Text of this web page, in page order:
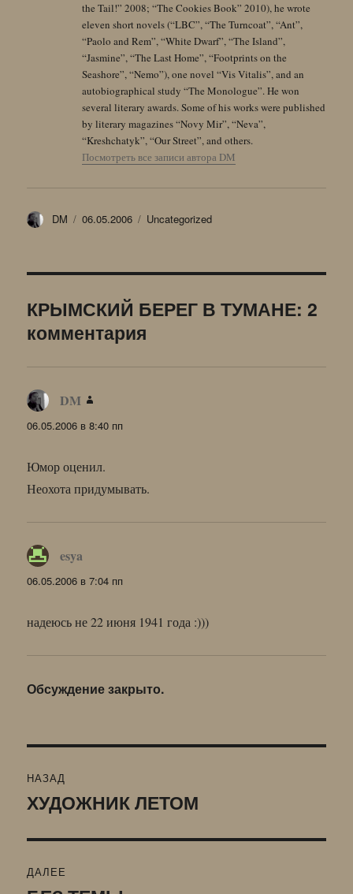
the Tail!” 2008; “The Cookies Book” 2010), he wrote
eleven short novels (“LBC”, “The Turncoat”, “Ant”,
“Paolo and Rem”, “White Dwarf”, “The Island”,
“Jasmine”, “The Last Home”, “Footprints on the
Seashore”, “Nemo”), one novel “Vis Vitalis”, and an
autobiographical study “The Monologue”. He won
several literary awards. Some of his works were published
by literary magazines “Novy Mir”, “Neva”,
“Kreshchatyk”, “Our Street”, and others.
Посмотреть все записи автора DM
Автор
DM Опубликовано
06.05.2006 Рубрики
Uncategorized
КРЫМСКИЙ БЕРЕГ В ТУМАНЕ: 2
комментария
DM
06.05.2006 в 8:40 пп
Юмор оценил.
Неохота придумывать.
esya
06.05.2006 в 7:04 пп
надеюсь не 22 июня 1941 года :)))
Обсуждение закрыто.
по
НАЗАД
Предыдущая
ХУДОЖНИК ЛЕТОМ
ДАЛЕЕ